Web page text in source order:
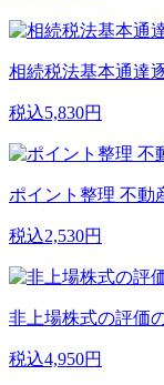
相続税法基本通達
税込5,830円
ポイント整理 不動
税込2,530円
非上場株式の評価
税込4,950円